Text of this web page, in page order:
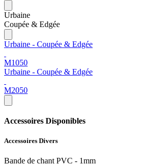
Urbaine
Coupée & Edgée
Urbaine - Coupée & Edgée
M1050
Urbaine - Coupée & Edgée
M2050
Accessoires Disponibles
Accessoires Divers
Bande de chant PVC - 1mm